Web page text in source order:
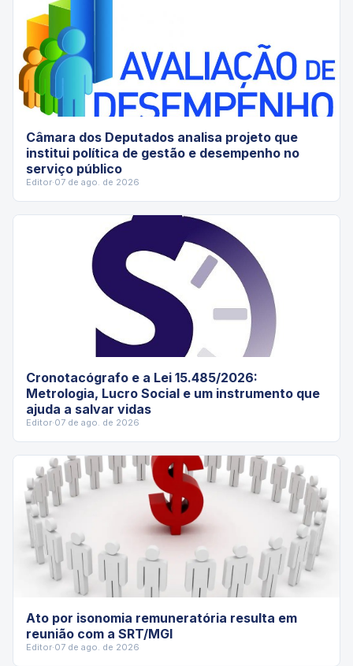
Câmara dos Deputados analisa projeto que
institui política de gestão e desempenho no
serviço público
Editor·07 de ago. de 2026
Cronotacógrafo e a Lei 15.485/2026:
Metrologia, Lucro Social e um instrumento que
ajuda a salvar vidas
Editor·07 de ago. de 2026
Ato por isonomia remuneratória resulta em
reunião com a SRT/MGI
Editor·07 de ago. de 2026